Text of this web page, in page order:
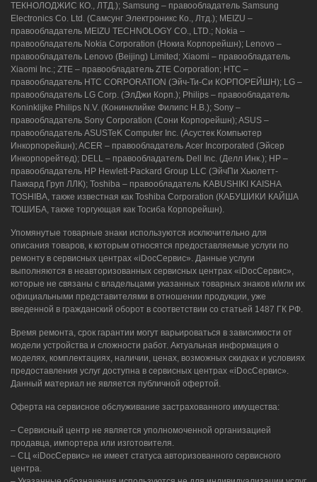
ТЕКНОЛОДЖИС КО., ЛТД.); Samsung – правообладатель Samsung
Electronics Co. Ltd. (Самсунг Электроникс Ко., Лтд.); MEIZU –
правообладатель MEIZU TECHNOLOGY CO., LTD.; Nokia –
правообладатель Nokia Corporation (Нокиа Корпорейшн); Lenovo –
правообладатель Lenovo (Beijing) Limited; Xiaomi – правообладатель
Xiaomi Inc.; ZTE – правообладатель ZTE Corporation; HTC –
правообладатель HTC CORPORATION (Эйч-Ти-Си КОРПОРЕЙШН); LG –
правообладатель LG Corp. (ЭлДжи Корп.); Philips – правообладатель
Koninklijke Philips N.V. (Конинклийке Филипс Н.В.); Sony –
правообладатель Sony Corporation (Сони Корпорейшн); ASUS –
правообладатель ASUSTeK Computer Inc. (Асустек Компьютер
Инкорпорейшн); ACER – правообладатель Acer Incorporated (Эйсер
Инкорпорейтед); DELL – правообладатель Dell Inc. (Делл Инк.); HP –
правообладатель HP Hewlett-Packard Group LLC (ЭйчПи Хьюлетт-
Паккард Груп ЛЛК); Toshiba – правообладатель KABUSHIKI KAISHA
TOSHIBA, также известная как Toshiba Corporation (КАБУШИКИ КАЙША
ТОШИБА, также торгующая как Тосиба Корпорейшн).
Упомянутые товарные знаки используются исключительно для
описания товаров, к которым относятся предоставляемые услуги по
ремонту в сервисных центрах «iDocСервис». Данные услуги
выполняются в неавторизованных сервисных центрах «iDocСервис»,
которые не связаны с владельцами указанных товарных знаков и/или их
официальными представителями в отношении продукции, уже
введенной в гражданский оборот в соответствии со статьей 1487 ГК РФ.
Время ремонта, срок гарантии могут варьироваться в зависимости от
модели устройства и сложности работ. Актуальная информация о
моделях, комплектациях, наличии, ценах, возможных скидках и условиях
предоставления услуг доступна в сервисных центрах «iDocСервис».
Данный материал не является публичной офертой.
Оферта на сервисное обслуживание застрахованного имущества:
– Сервисный центр не является уполномоченной организацией
продавца, импортера или изготовителя.
– СЦ «iDocСервис» не имеет статуса авторизованного сервисного
центра.